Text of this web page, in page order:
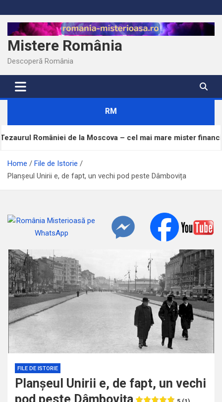
to
content
Mistere România
Descoperă România
RM
de la Moscova – cel mai mare mister financiar din istoria
Home
File de Istorie
Planșeul Unirii e, de fapt, un vechi pod peste Dâmbovița
FILE DE ISTORIE
Planșeul Unirii e, de fapt, un vechi
pod peste Dâmbovița